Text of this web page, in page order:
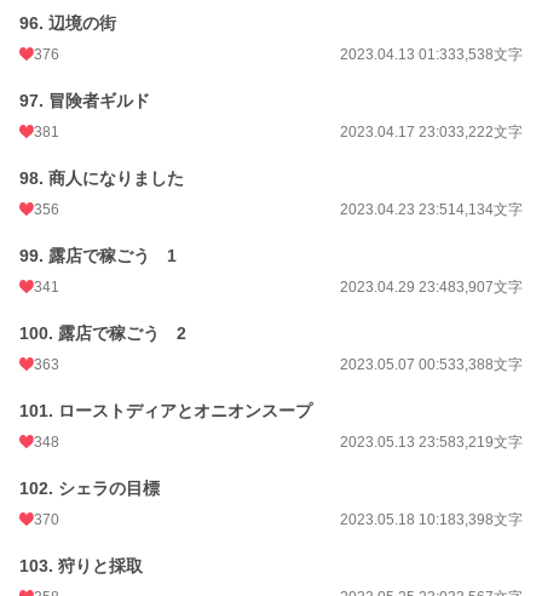
96. 辺境の街
376 2023.04.13 01:333,538文字
97. 冒険者ギルド
381 2023.04.17 23:033,222文字
98. 商人になりました
356 2023.04.23 23:514,134文字
99. 露店で稼ごう 1
341 2023.04.29 23:483,907文字
100. 露店で稼ごう 2
363 2023.05.07 00:533,388文字
101. ローストディアとオニオンスープ
348 2023.05.13 23:583,219文字
102. シェラの目標
370 2023.05.18 10:183,398文字
103. 狩りと採取